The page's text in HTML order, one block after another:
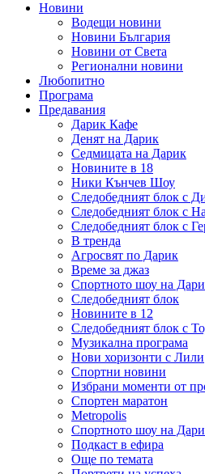
Новини
Водещи новини
Новини България
Новини от Света
Регионални новини
Любопитно
Програма
Предавания
Дарик Кафе
Денят на Дарик
Седмицата на Дарик
Новините в 18
Ники Кънчев Шоу
Следобедният блок с
Следобедният блок с
Следобедният блок с
В тренда
Агросвят по Дарик
Време за джаз
Спортното шоу на
Следобедният блок
Новините в 12
Следобедният блок с
Музикална програма
Нови хоризонти с Лили
Спортни новини
Избрани моменти от
Спортен маратон
Metropolis
Спортното шоу на
Подкаст в ефира
Още по темата